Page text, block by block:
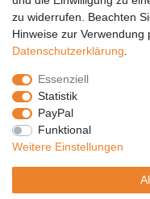
PaketPLUS
SPONSORING
Malchower SV 90
Malchower Wölfe
ZERTIFIKATE
Händlerbund
Trusted Shops
zu widerrufen. Beachten
Hinweise zur
Daten­schutz­erklärung
Essenziell
Statistik
PayPal
Funktional
Weitere Einstellungen